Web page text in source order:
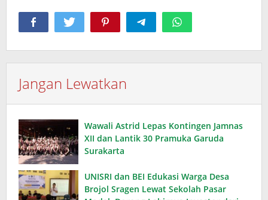
Jangan Lewatkan
Wawali Astrid Lepas Kontingen Jamnas
XII dan Lantik 30 Pramuka Garuda
Surakarta
UNISRI dan BEI Edukasi Warga Desa
Brojol Sragen Lewat Sekolah Pasar